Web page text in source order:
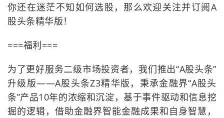
你还在迷茫不知如何选股，那么欢迎关注并订阅A
股头条精华版！
===福利===
为了更好服务二级市场投资者，我们推出“A股头条”
升级版——A股头条Z3精华版，秉承金融界“A股头
条”产品10年的浓缩和沉淀，基于事件驱动和信息挖
掘的逻辑，借助金融界智能金融成果和自身智慧，